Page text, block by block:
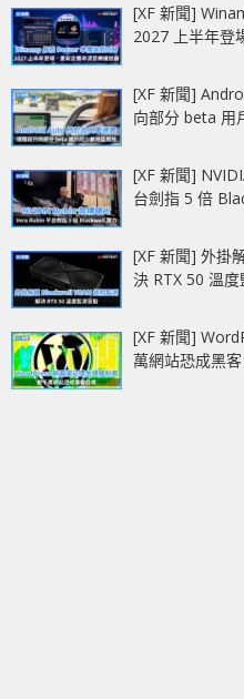
[XF 新聞]
2027 上半年登
[XF 新聞]
向部分 beta 用
[XF 新聞]
台劍指 5 倍
[XF 新聞] 外掛
決 RTX 50 溫
[XF 新聞]
萬網站恐成黑